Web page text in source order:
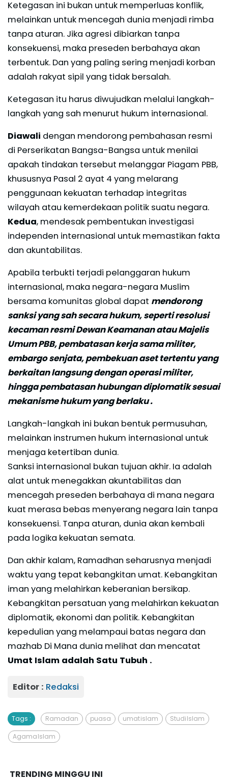
Ketegasan ini bukan untuk memperluas konflik,
melainkan untuk mencegah dunia menjadi rimba
tanpa aturan. Jika agresi dibiarkan tanpa
konsekuensi, maka preseden berbahaya akan
terbentuk. Dan yang paling sering menjadi korban
adalah rakyat sipil yang tidak bersalah.
Ketegasan itu harus diwujudkan melalui langkah-
langkah yang sah menurut hukum internasional.
Diawali dengan mendorong pembahasan resmi
di Perserikatan Bangsa-Bangsa untuk menilai
apakah tindakan tersebut melanggar Piagam PBB,
khususnya Pasal 2 ayat 4 yang melarang
penggunaan kekuatan terhadap integritas
wilayah atau kemerdekaan politik suatu negara.
Kedua, mendesak pembentukan investigasi
independen internasional untuk memastikan fakta
dan akuntabilitas.
Apabila terbukti terjadi pelanggaran hukum
internasional, maka negara-negara Muslim
bersama komunitas global dapat mendorong
sanksi yang sah secara hukum, seperti resolusi
kecaman resmi Dewan Keamanan atau Majelis
Umum PBB, pembatasan kerja sama militer,
embargo senjata, pembekuan aset tertentu yang
berkaitan langsung dengan operasi militer,
hingga pembatasan hubungan diplomatik sesuai
mekanisme hukum yang berlaku .
Langkah-langkah ini bukan bentuk permusuhan,
melainkan instrumen hukum internasional untuk
menjaga ketertiban dunia.
Sanksi internasional bukan tujuan akhir. Ia adalah
alat untuk menegakkan akuntabilitas dan
mencegah preseden berbahaya di mana negara
kuat merasa bebas menyerang negara lain tanpa
konsekuensi. Tanpa aturan, dunia akan kembali
pada logika kekuatan semata.
Dan akhir kalam, Ramadhan seharusnya menjadi
waktu yang tepat kebangkitan umat. Kebangkitan
iman yang melahirkan keberanian bersikap.
Kebangkitan persatuan yang melahirkan kekuatan
diplomatik, ekonomi dan politik. Kebangkitan
kepedulian yang melampaui batas negara dan
mazhab Di Mana dunia melihat dan mencatat
Umat Islam adalah Satu Tubuh .
Editor : Redaksi
Tags : Ramadan puasa umat islam Studi Islam
Agama Islam
TRENDING MINGGU INI